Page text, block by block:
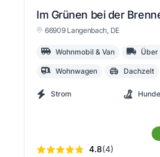
Im Grünen bei der
66909 Langenbach, DE
Wohnmobil & Van Über
Wohnwagen Dachzelt
Strom
4.8(4)